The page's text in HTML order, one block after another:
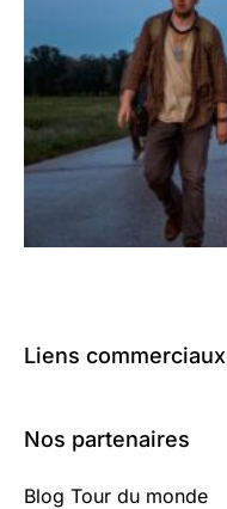
Liens commerciaux
Nos partenaires
Blog Tour du monde